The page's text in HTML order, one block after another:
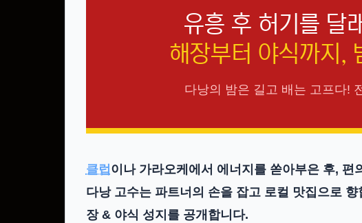
유흥 후 허기를 달
해장부터 야식까지,
다낭의 밤은 길고 배는 고프다!
클럽 이나 가라오케에서 에너지를 쏟아부은 후,
다낭 고수는 파트너의 손을 잡고 로컬 맛집으로
장 & 야식 성지 를 공개합니다.